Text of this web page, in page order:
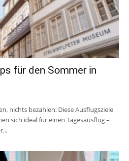
für den Sommer in
nichts bezahlen: Diese Ausflugsziele
sich ideal für einen Tagesausflug –